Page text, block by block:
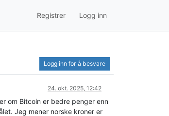
Registrer Logg inn
Logg inn for å besvare
24. okt. 2025, 12:42
om Bitcoin er bedre penger enn
Jeg mener norske kroner er